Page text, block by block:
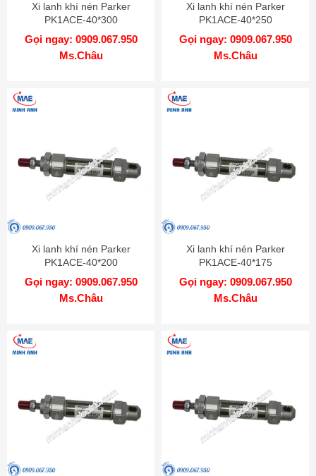
Xi lanh khí nén Parker
PK1ACE-40*300
Gọi ngay: 0909.067.950
Ms.Châu
Xi lanh khí nén Parker
PK1ACE-40*250
Gọi ngay: 0909.067.950
Ms.Châu
Xi lanh khí nén Parker
PK1ACE-40*200
Gọi ngay: 0909.067.950
Ms.Châu
Xi lanh khí nén Parker
PK1ACE-40*175
Gọi ngay: 0909.067.950
Ms.Châu